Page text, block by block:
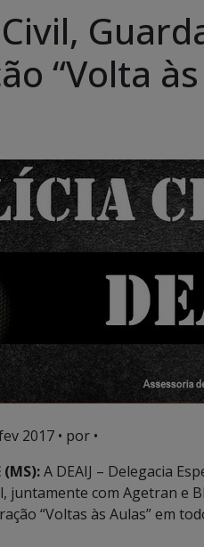
“Volta
2017 • por •
(MS):A DEAIJ – Delegacia
juntamente com Agetran e
“Voltas às Aulas” em